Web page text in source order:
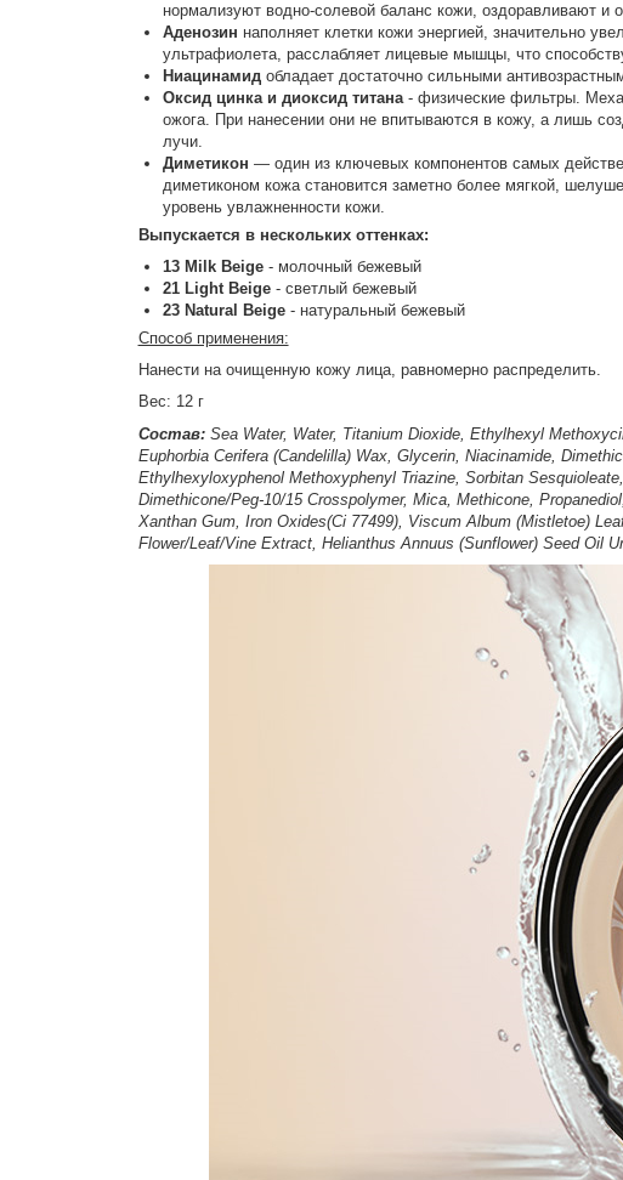
нормализуют водно-солевой баланс кожи, оздоравливают и
Аденозин наполняет клетки кожи энергией, значительно
ультрафиолета, расслабляет лицевые мышцы, что
Ниацинамидобладает достаточно сильными
Оксид цинка и диоксид титана- физические фильтры.
ожога. При нанесении они не впитываются в кожу, а лишь
лучи.
Диметикон — один из ключевых компонентов самых
диметиконом кожа становится заметно более мягкой,
уровень увлажненности кожи.
Выпускается в нескольких оттенках:
13 Milk Beige- молочный бежевый
21 Light Beige- светлый бежевый
23 Natural Beige- натуральный бежевый
Способ применения:
Нанести на очищенную кожу лица, равномерно распределить.
Вес: 12 г
Состав: Sea Water, Water, Titanium Dioxide, Ethylhexyl
Euphorbia Cerifera (Candelilla) Wax, Glycerin, Niacinamide,
Ethylhexyloxyphenol Methoxyphenyl Triazine, Sorbitan
Dimethicone/Peg-10/15 Crosspolymer, Mica, Methicone,
Xanthan Gum, Iron Oxides(Ci 77499), Viscum Album (Mistletoe)
Flower/Leaf/Vine Extract, Helianthus Annuus (Sunflower) Seed Oil